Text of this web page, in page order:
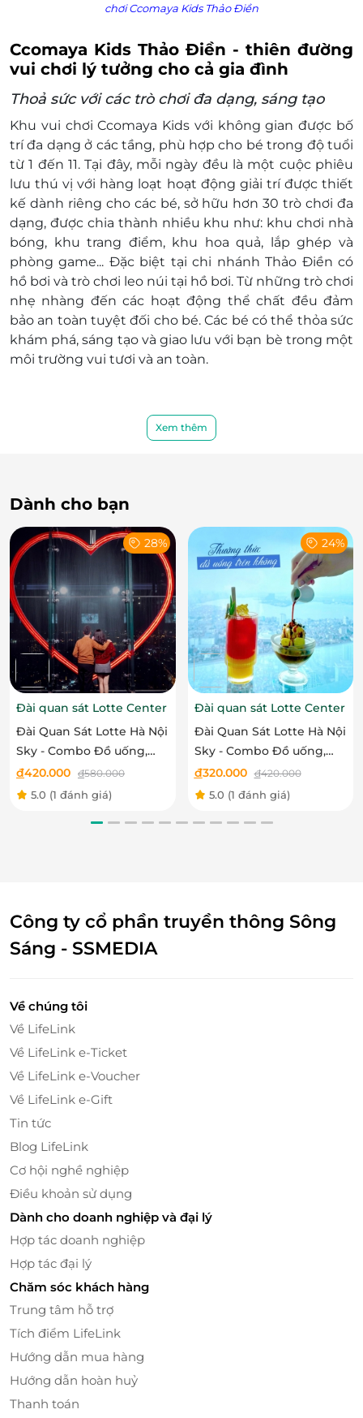
chơiCcomaya Kids Thảo Điền
Ccomaya Kids Thảo Điền - thiên đường
vui chơi lý tưởng cho cả gia đình
Thoả sức với các trò chơi đa dạng, sáng tạo
Khu vui chơi Ccomaya Kids với không gian được bố
trí đa dạng ở các tầng, phù hợp cho bé trong độ tuổi
từ 1 đến 11. Tại đây, mỗi ngày đều là một cuộc phiêu
lưu thú vị với hàng loạt hoạt động giải trí được thiết
kế dành riêng cho các bé, sở hữu hơn 30 trò chơi đa
dạng, được chia thành nhiều khu như: khu chơi nhà
bóng, khu trang điểm, khu hoa quả, lắp ghép và
phòng game... Đặc biệt tại chi nhánh Thảo Điền có
hồ bơi và trò chơi leo núi tại hồ bơi. Từ những trò chơi
nhẹ nhàng đến các hoạt động thể chất đều đảm
bảo an toàn tuyệt đối cho bé. Các bé có thể thỏa sức
khám phá, sáng tạo và giao lưu với bạn bè trong một
môi trường vui tươi và an toàn.
Dịch vụ chăm sóc khách hàng hàng đầu
Tại Ccomaya Kids, khu vui chơi cam kết mang đến
cho quý khách những trải nghiệm tốt nhất, từ chất
lượng dịch vụ đến không gian vui chơi đảm bảo an
toàn, sạch sẽ. Cùng đội ngũ nhân viên chuyên
của quý khách.
Bên cạnh đó, Ccomaya Kids tổ chức các gói tiệc sinh
đề bé thích đến chi tiết nội dung vui chơi của
chương trình tiệc, các món ăn tự chọn theo từng gói
ngân sách tiệc khác nhau, rất thích hợp để phụ
huynh lựa chọn tổ chức tiệc cho bé yêu nhà mình.
Xem thêm
Dành cho bạn
28%
Đài quan sát Lotte Center
Đài Quan Sát Lotte Hà Nội
Sky - Combo Đồ uống,
Ảnh, Trò chơi VR Mission
X, Quà lưu niệm cho trẻ
đ420.000 đ580.000
5.0 (1 đánh giá)
24%
Đài quan sát Lotte Center
Đài Quan Sát Lotte Hà Nội
Sky - Combo Đồ uống,
Ảnh, Quà lưu niệm cho
Trẻ em
đ320.000 đ420.000
5.0 (1 đánh giá)
Công ty cổ phần truyền thông Sông
Sáng - SSMEDIA
Về chúng tôi
Về LifeLink
Về LifeLink e-Ticket
Về LifeLink e-Voucher
Về LifeLink e-Gift
Tin tức
Blog LifeLink
Cơ hội nghề nghiệp
Điều khoản sử dụng
Dành cho doanh nghiệp và đại lý
Hợp tác doanh nghiệp
Hợp tác đại lý
Chăm sóc khách hàng
Trung tâm hỗ trợ
Tích điểm LifeLink
Hướng dẫn mua hàng
Hướng dẫn hoàn huỷ
Thanh toán